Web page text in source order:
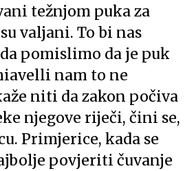
težnjom puka za
valjani. To bi nas
pomislimo da je puk
nam to ne
niti da zakon počiva
njegove riječi, čini se,
Primjerice, kada se
povjeriti čuvanje